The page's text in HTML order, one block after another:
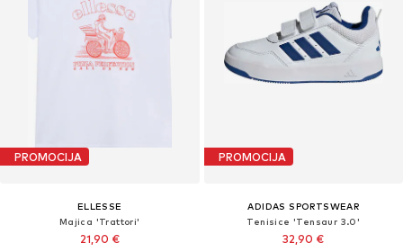
PROMOCIJA
ELLESSE
Majica 'Trattori'
21,90 €
PROMOCIJA
ADIDAS SPORTSWEAR
Tenisice 'Tensaur 3.0'
32,90 €